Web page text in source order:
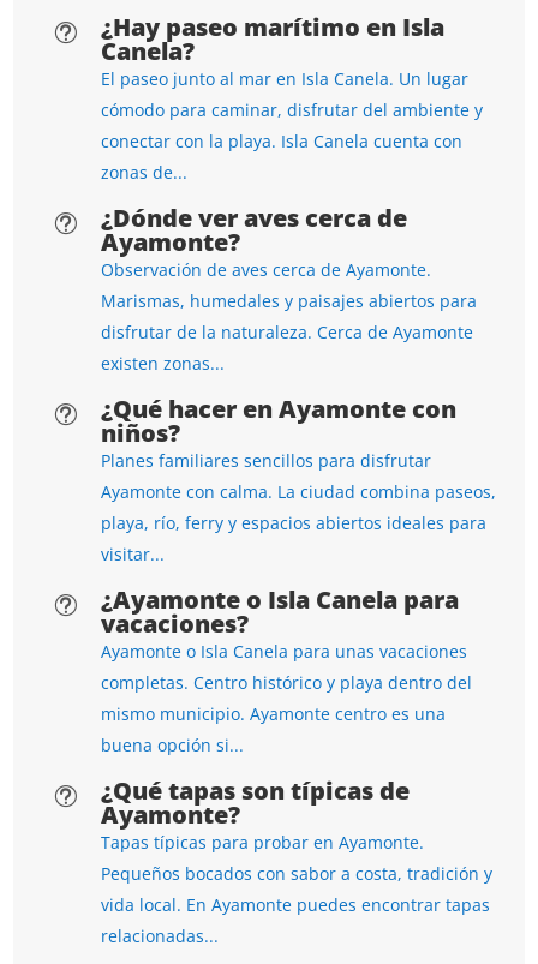
t ¿Hay paseo marítimo en Isla
Canela?
El paseo junto al mar en Isla Canela. Un lugar
cómodo para caminar, disfrutar del ambiente y
conectar con la playa. Isla Canela cuenta con
zonas de...
t ¿Dónde ver aves cerca de
Ayamonte?
Observación de aves cerca de Ayamonte.
Marismas, humedales y paisajes abiertos para
disfrutar de la naturaleza. Cerca de Ayamonte
existen zonas...
t ¿Qué hacer en Ayamonte con
niños?
Planes familiares sencillos para disfrutar
Ayamonte con calma. La ciudad combina paseos,
playa, río, ferry y espacios abiertos ideales para
visitar...
t ¿Ayamonte o Isla Canela para
vacaciones?
Ayamonte o Isla Canela para unas vacaciones
completas. Centro histórico y playa dentro del
mismo municipio. Ayamonte centro es una
buena opción si...
t ¿Qué tapas son típicas de
Ayamonte?
Tapas típicas para probar en Ayamonte.
Pequeños bocados con sabor a costa, tradición y
vida local. En Ayamonte puedes encontrar tapas
relacionadas...